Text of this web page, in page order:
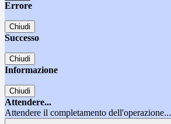
Errore
Chiudi
Successo
Chiudi
Informazione
Chiudi
Attendere...
Attendere il completamento dell'operazione...